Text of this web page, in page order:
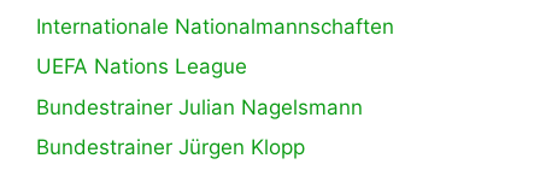
Internationale Nationalmannschaften
UEFA Nations League
Bundestrainer Julian Nagelsmann
Bundestrainer Jürgen Klopp